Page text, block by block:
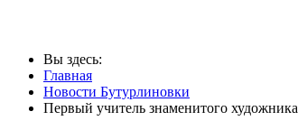
Вы здесь:
Главная
Новости Бутурлиновки
Первый учитель знаменитого художника